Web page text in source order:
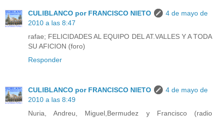
CULIBLANCO por FRANCISCO NIETO
4 de mayo de
2010 a las 8:47
rafae; FELICIDADES AL EQUIPO DEL AT.VALLES Y A TODA
SU AFICION (foro)
Responder
CULIBLANCO por FRANCISCO NIETO
4 de mayo de
2010 a las 8:49
Nuria, Andreu, Miguel,Bermudez y Francisco (radio